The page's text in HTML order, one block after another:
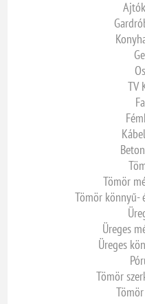
TV
Tömör
Tömör könnyű-
Üreges
Üreges
Tömör